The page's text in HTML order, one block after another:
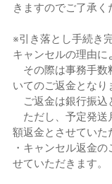
きますのでご了承く
※引き落とし手続き
キャンセルの理由に
その際は事務手数
いてのご返金となり
ご返金は銀行振込
ただし、予定発送
額返金とさせていた
・キャンセル返金
せていただきます。